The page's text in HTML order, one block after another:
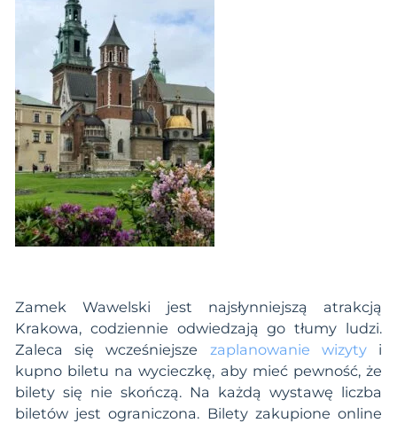
Zamek Wawelski jest najsłynniejszą atrakcją
Krakowa, codziennie odwiedzają go tłumy ludzi.
Zaleca się wcześniejsze zaplanowanie wizyty i
kupno biletu na wycieczkę, aby mieć pewność, że
bilety się nie skończą. Na każdą wystawę liczba
biletów jest ograniczona. Bilety zakupione online